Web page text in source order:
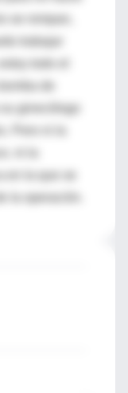
de
ginecólogo
en la que se
la operación.